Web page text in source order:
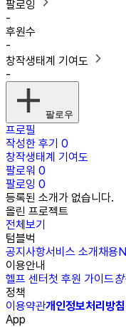
팔로잉
-
후원수
-
창작생태계 기여도
-
팔로우
프로필
작성한 후기 0
창작생태계 기여도
팔로워 0
팔로잉 0
등록된 소개가 없습니다.
올린 프로젝트
전체보기
텀블벅
공지사항서비스 소개채용N
이용안내
헬프 센터첫 후원 가이드
정책
이용약관개인정보처리방침
App